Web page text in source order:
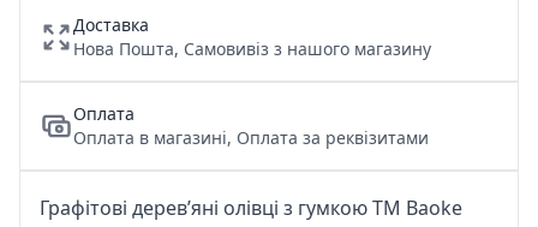
Доставка
Нова Пошта, Самовивіз з нашого магазину
Оплата
Оплата в магазині, Оплата за реквізитами
Графітові дерев’яні олівці з гумкою ТМ Baoke